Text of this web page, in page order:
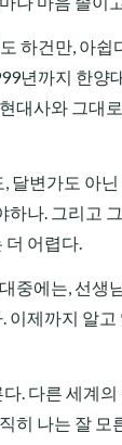
하건만, 아쉽
년까지 한
사와 그대
달변가도 아
나. 그리고
더 어렵다.
중에는, 선생
제까지 알
. 다른 세계
히 나는 잘 모